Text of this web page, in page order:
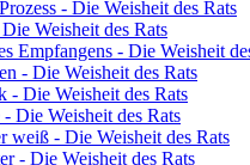
- Die Weisheit des Rats
Weisheit des Rats
Empfangens - Die Weisheit
- Die Weisheit des Rats
- Die Weisheit des Rats
Die Weisheit des Rats
weiß - Die Weisheit des Rats
- Die Weisheit des Rats